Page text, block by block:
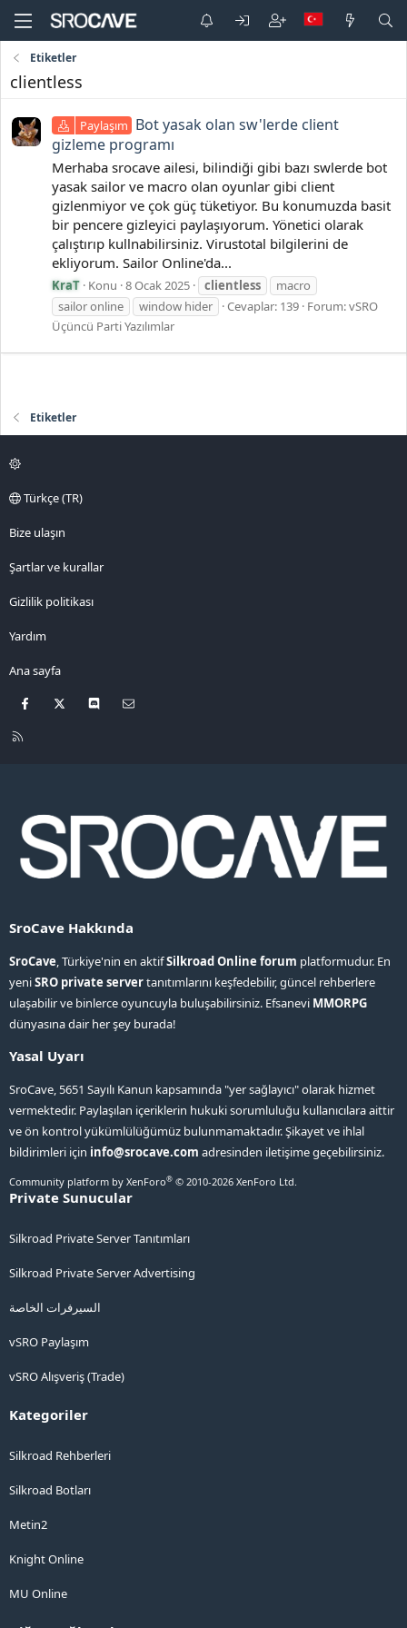
Etiketler
clientless
Paylaşım Bot yasak olan sw'lerde client
gizleme programı
Merhaba srocave ailesi, bilindiği gibi bazı swlerde bot
yasak sailor ve macro olan oyunlar gibi client
gizlenmiyor ve çok güç tüketiyor. Bu konumuzda basit
bir pencere gizleyici paylaşıyorum. Yönetici olarak
çalıştırıp kullnabilirsiniz. Virustotal bilgilerini de
ekliyorum. Sailor Online'da...
KraT Konu 8 Ocak 2025 clientless
macro
sailor online
window hider Cevaplar: 139 Forum:vSRO
Üçüncü Parti Yazılımlar
Etiketler
Türkçe (TR)
Bize ulaşın
Şartlar ve kurallar
Gizlilik politikası
Yardım
Ana sayfa
Facebook Discord
R
SroCave Hakkında
SroCave, Türkiye'nin en aktifSilkroad Online forum platformudur. En
yeniSRO private servertanıtımlarını keşfedebilir, güncel rehberlere
ulaşabilir ve binlerce oyuncuyla buluşabilirsiniz. Efsanevi MMORPG
dünyasına dair her şey burada!
Yasal Uyarı
SroCave, 5651 Sayılı Kanun kapsamında "yer sağlayıcı" olarak hizmet
vermektedir. Paylaşılan içeriklerin hukuki sorumluluğu kullanıcılara aittir
ve ön kontrol yükümlülüğümüz bulunmamaktadır. Şikayet ve ihlal
bildirimleri için info@srocave.com adresinden iletişime geçebilirsiniz.
Community platform by XenForo® © 2010-2026 XenForo Ltd.
Private Sunucular
Silkroad Private Server Tanıtımları
Silkroad Private Server Advertising
السيرفرات الخاصة
vSRO Paylaşım
vSRO Alışveriş (Trade)
Kategoriler
Silkroad Rehberleri
Silkroad Botları
Metin2
Knight Online
MU Online